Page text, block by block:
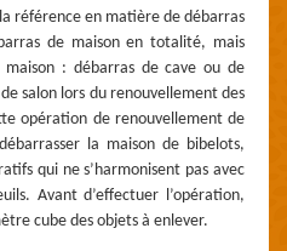
référence en matière de débarras
de maison en totalité, mais
maison : débarras de cave ou de
salon lors du renouvellement des
opération de renouvellement de
la maison de bibelots,
qui ne s’harmonisent pas avec
Avant d’effectuer l’opération,
cube des objets à enlever.